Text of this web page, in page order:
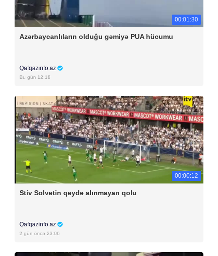
00:01:30
Azərbaycanlıların olduğu gəmiyə PUA hücumu
Qafqazinfo.az
Bu gün 12:18
00:00:12
Stiv Solvetin qeydə alınmayan qolu
Qafqazinfo.az
2 gün öncə 23:06